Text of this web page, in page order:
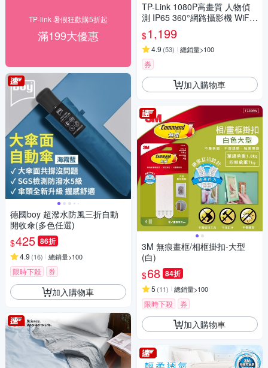
TP-link 暑假狂歡購5折起
滿199大優惠
德國boy 超潑水防風三折自動
開收傘(多色任選)
$425 86折
4.9 (16) 總銷量>100
限時下殺 券
加入購物車
TP-Link 1080P高畫質 人物偵
測 IP65 360°網路攝影機 WiFi
監視器 IPCAM (雙向語音/全彩
夜視/Tapo C500)
$1,199
4.9 (53) 總銷量>100
券
加入購物車
3M 無痕畫框/相框掛扣-大型
(白)
$68 84折
5 (11) 總銷量>100
限時下殺 券
加入購物車